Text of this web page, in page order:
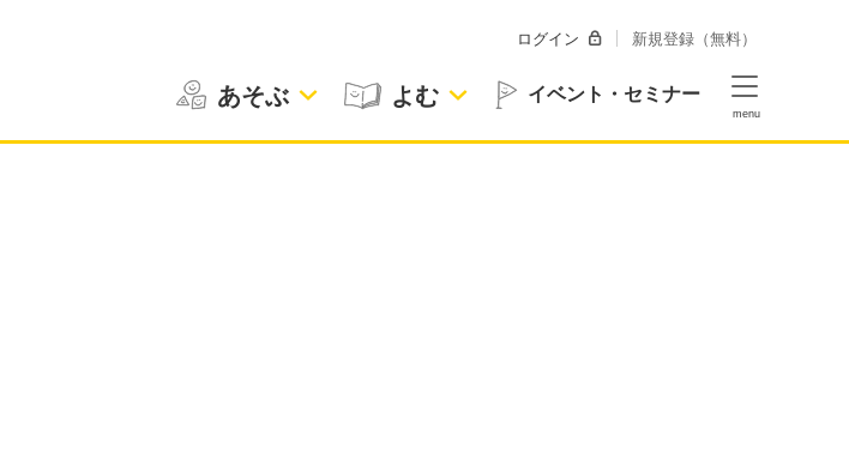
あそぶ よむ イベント・セミナー
ログイン 新規登録（無料）